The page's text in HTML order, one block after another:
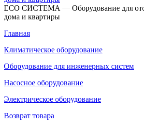
ECO СИСТЕМА — Оборудование для
дома и квартиры
Главная
Климатическое оборудование
Оборудование для инженерных систем
Насосное оборудование
Электрическое оборудование
Возврат товара